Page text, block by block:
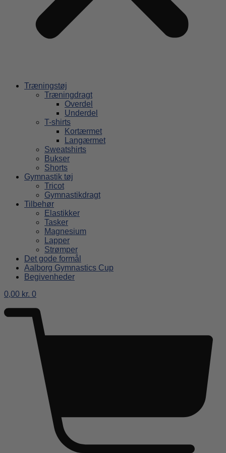
Træningstøj
Træningdragt
Overdel
Underdel
T-shirts
Kortærmet
Langærmet
Sweatshirts
Bukser
Shorts
Gymnastik tøj
Tricot
Gymnastikdragt
Tilbehør
Elastikker
Tasker
Magnesium
Lapper
Strømper
Det gode formål
Aalborg Gymnastics Cup
Begivenheder
0,00 kr. 0